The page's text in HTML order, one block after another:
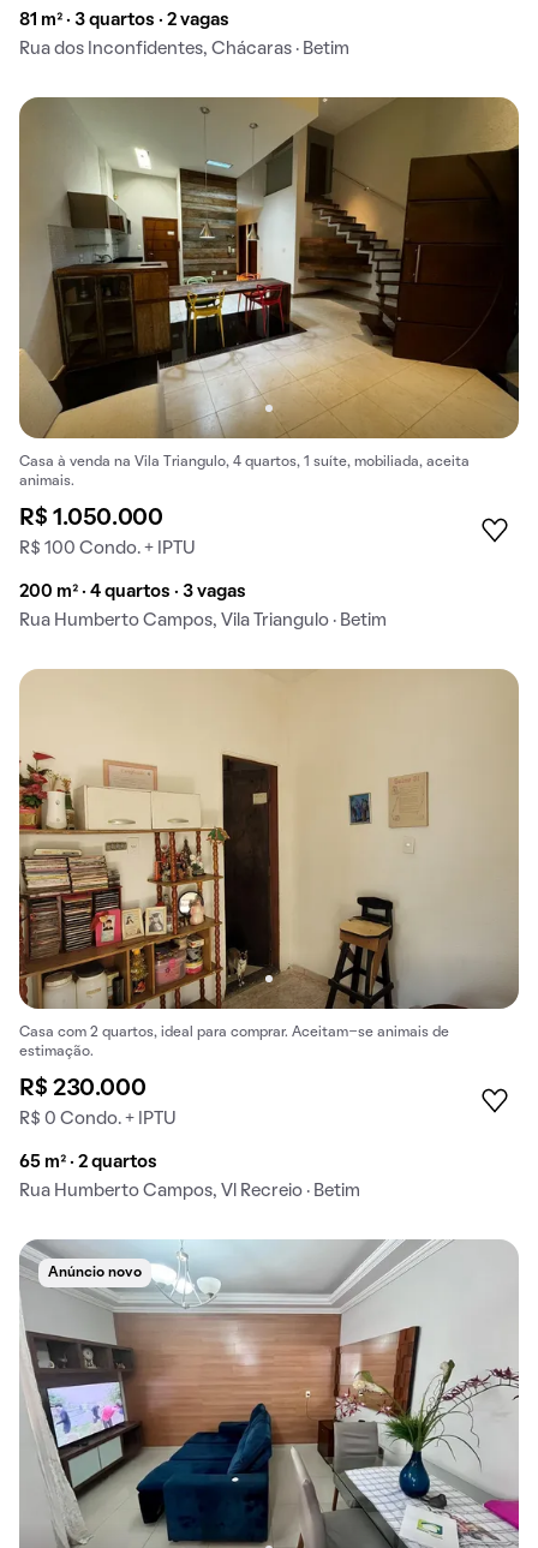
81 m² · 3 quartos · 2 vagas
Rua dos Inconfidentes, Chácaras · Betim
Casa à venda na Vila Triangulo, 4 quartos, 1 suíte, mobiliada, aceita
animais.
R$ 1.050.000
R$ 100 Condo. + IPTU
200 m² · 4 quartos · 3 vagas
Rua Humberto Campos, Vila Triangulo · Betim
Casa com 2 quartos, ideal para comprar. Aceitam-se animais de
estimação.
R$ 230.000
R$ 0 Condo. + IPTU
65 m² · 2 quartos
Rua Humberto Campos, Vl Recreio · Betim
Anúncio novo